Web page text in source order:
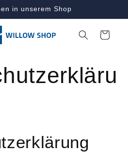
in unserem Shop
Warenkorb